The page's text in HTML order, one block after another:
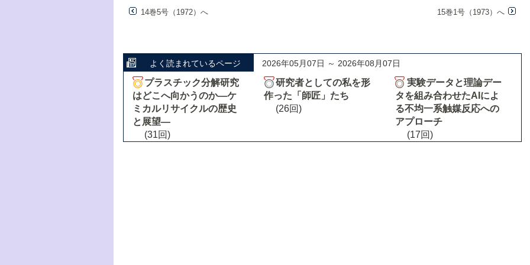
14巻5号（1972）へ 15巻1号（1973）へ
よく読まれているページ 2026年05月07日 ～ 2026年08月07日
プラスチック分解研究
はどこへ向かうのか―ケ
ミカルリサイクルの歴史
と展望―
(31回)
研究者としての私を形
作った「師匠」たち
(26回)
実験データと理論デー
タを組み合わせたAIによ
る不均一系触媒反応への
アプローチ
(17回)